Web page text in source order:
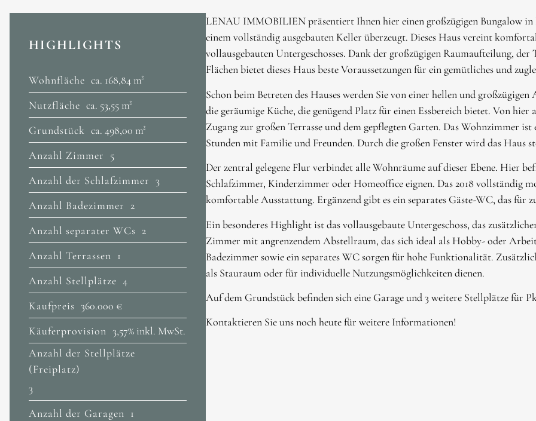
HIGHLIGHTS
Wohnfläche ca. 168,84 m²
Nutzfläche ca. 53,55 m²
Grundstück ca. 498,00 m²
Anzahl Zimmer 5
Anzahl der Schlafzimmer 3
Anzahl Badezimmer 2
Anzahl separater WCs 2
Anzahl Terrassen 1
Anzahl Stellplätze 4
Kaufpreis 360.000 €
Käuferprovision 3,57% inkl. MwSt.
Anzahl der Stellplätze
(Freiplatz)
3
Anzahl der Garagen 1
LENAU IMMOBILIEN präsentiert Ihnen hier einen großzügigen Bungalow
einem vollständig ausgebauten Keller überzeugt. Dieses Haus vereint
vollausgebauten Untergeschosses. Dank der großzügigen Raumaufteilung,
Flächen bietet dieses Haus beste Voraussetzungen für ein gemütliches und
Schon beim Betreten des Hauses werden Sie von einer hellen und
die geräumige Küche, die genügend Platz für einen Essbereich bietet. Von hier
Zugang zur großen Terrasse und dem gepflegten Garten. Das Wohnzimmer
Stunden mit Familie und Freunden. Durch die großen Fenster wird das Haus
Der zentral gelegene Flur verbindet alle Wohnräume auf dieser Ebene. Hier
Schlafzimmer, Kinderzimmer oder Homeoffice eignen. Das 2018 vollständig
komfortable Ausstattung. Ergänzend gibt es ein separates Gäste-WC, das für
Ein besonderes Highlight ist das vollausgebaute Untergeschoss, das
Zimmer mit angrenzendem Abstellraum, das sich ideal als Hobby- oder
Badezimmer sowie ein separates WC sorgen für hohe Funktionalität.
als Stauraum oder für individuelle Nutzungsmöglichkeiten dienen.
Auf dem Grundstück befinden sich eine Garage und 3 weitere Stellplätze für
Kontaktieren Sie uns noch heute für weitere Informationen!